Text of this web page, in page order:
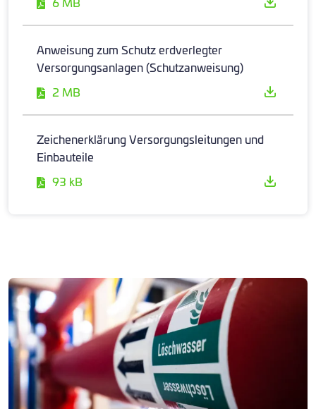
Anweisung zum Schutz erdverlegter
Versorgungsanlagen (Schutzanweisung)
2 MB
Zeichenerklärung Versorgungsleitungen und
Einbauteile
93 kB